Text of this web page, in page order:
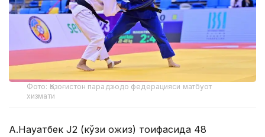
Фото: Қозоғистон парадзюдо федерацияси матбуот
хизмати
А.Науатбек J2 (кўзи ожиз) тоифасида 48